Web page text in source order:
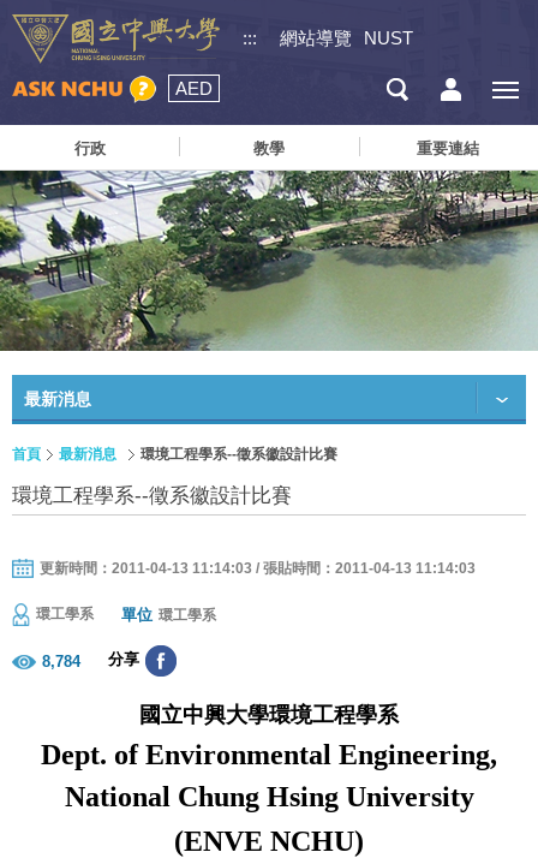
::: 網站導覽 NUST
AED
行政 教學 重要連結
最新消息
首頁 最新消息 環境工程學系--徵系徽設計比賽
環境工程學系--徵系徽設計比賽
更新時間：2011-04-13 11:14:03 / 張貼時間：2011-04-13 11:14:03
環工學系 單位 環工學系
8,784 分享
國立中興大學環境工程學系
Dept. of Environmental Engineering,
National Chung Hsing University
(ENVE NCHU)